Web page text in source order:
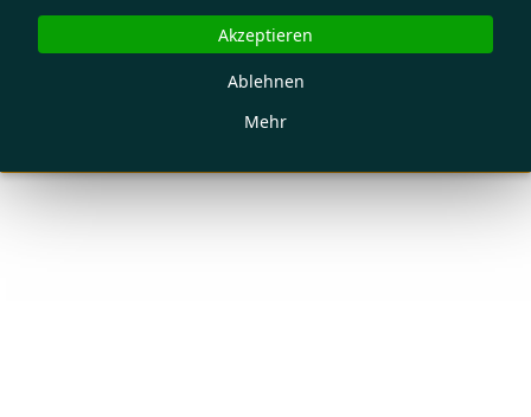
Mehr
Ablehnen
Akzeptieren